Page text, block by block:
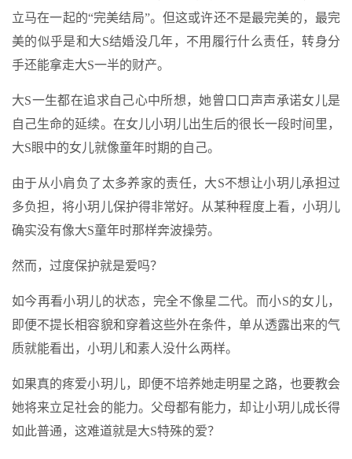
立马在一起的“完美结局”。但这或许还不是最完美的，最完
美的似乎是和大S结婚没几年，不用履行什么责任，转身分
手还能拿走大S一半的财产。
大S一生都在追求自己心中所想，她曾口口声声承诺女儿是
自己生命的延续。在女儿小玥儿出生后的很长一段时间里，
大S眼中的女儿就像童年时期的自己。
由于从小肩负了太多养家的责任，大S不想让小玥儿承担过
多负担，将小玥儿保护得非常好。从某种程度上看，小玥儿
确实没有像大S童年时那样奔波操劳。
然而，过度保护就是爱吗？
如今再看小玥儿的状态，完全不像星二代。而小S的女儿，
即便不提长相容貌和穿着这些外在条件，单从透露出来的气
质就能看出，小玥儿和素人没什么两样。
如果真的疼爱小玥儿，即便不培养她走明星之路，也要教会
她将来立足社会的能力。父母都有能力，却让小玥儿成长得
如此普通，这难道就是大S特殊的爱？